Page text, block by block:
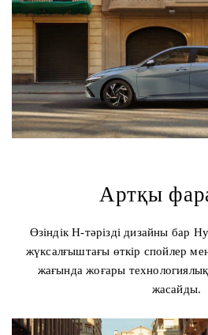
Артқы
Өзіндік H-тәрізді дизайны бар
жүксалғыштағы өткір спойлер
жағында жоғары
жасайды.